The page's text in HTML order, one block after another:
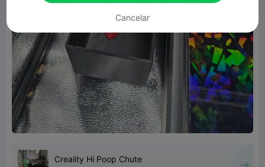
Creality Hi Poop Chute
Cancelar